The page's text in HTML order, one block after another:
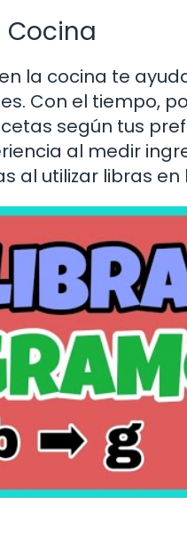
Cocina
la cocina te
Con el tiempo,
según tus
al medir
al utilizar libras